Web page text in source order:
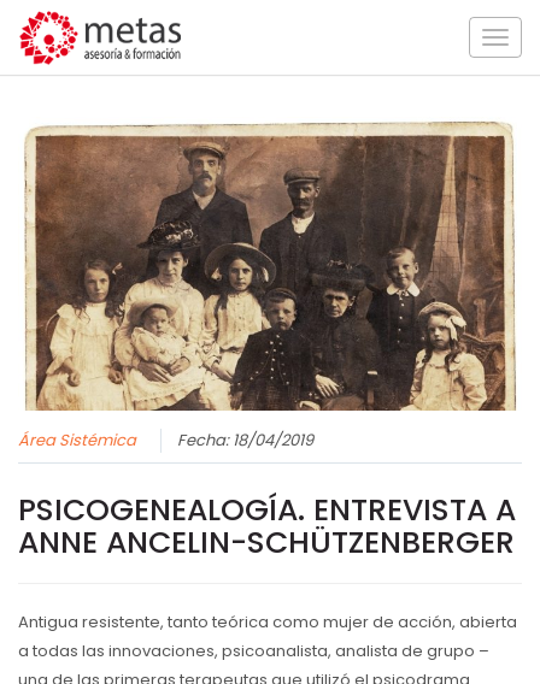
Área Sistémica Fecha: 18/04/2019
PSICOGENEALOGÍA. ENTREVISTA A
ANNE ANCELIN-SCHÜTZENBERGER
Antigua resistente, tanto teórica como mujer de acción, abierta
a todas las innovaciones, psicoanalista, analista de grupo –